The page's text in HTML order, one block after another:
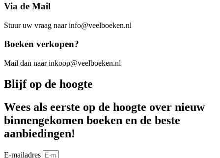
Via de Mail
Stuur uw vraag naar info@veelboeken.nl
Boeken verkopen?
Mail dan naar inkoop@veelboeken.nl
Blijf op de hoogte
Wees als eerste op de hoogte over nieuw
binnengekomen boeken en de beste
aanbiedingen!
E-mailadres